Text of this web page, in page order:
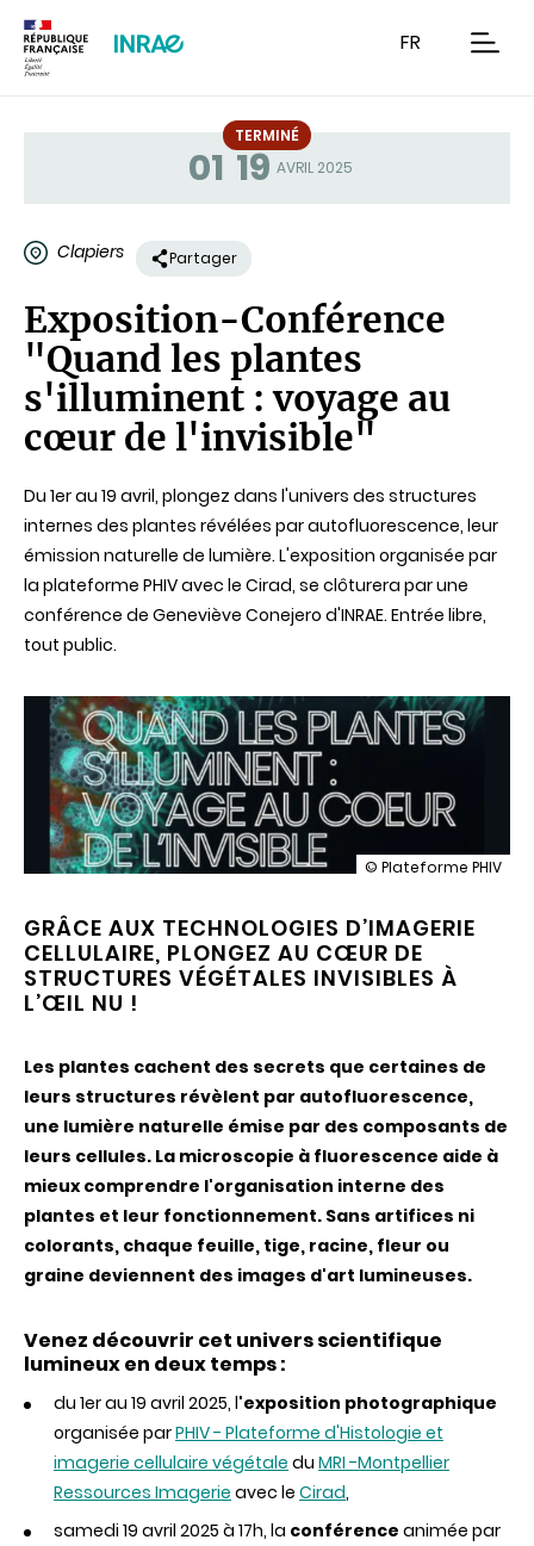
FR
01 19 AVRIL 2025
Statut
TERMINÉ
Clapiers Partager
Exposition-Conférence
"Quand les plantes
s'illuminent : voyage au
cœur de l'invisible"
Du 1er au 19 avril, plongez dans l'univers des structures
internes des plantes révélées par autofluorescence, leur
émission naturelle de lumière. L'exposition organisée par
la plateforme PHIV avec le Cirad, se clôturera par une
conférence de Geneviève Conejero d'INRAE. Entrée libre,
tout public.
illustration
"Quand
les
plantes
s'illuminent
cœur
de
© Plateforme PHIV
GRÂCE AUX TECHNOLOGIES D’IMAGERIE
CELLULAIRE, PLONGEZ AU CŒUR DE
STRUCTURES VÉGÉTALES INVISIBLES À
L’ŒIL NU !
Les plantes cachent des secrets que certaines de
leurs structures révèlent par autofluorescence,
une lumière naturelle émise par des composants de
leurs cellules. La microscopie à fluorescence aide à
mieux comprendre l'organisation interne des
plantes et leur fonctionnement. Sans artifices ni
colorants, chaque feuille, tige, racine, fleur ou
graine deviennent des images d'art lumineuses.
Venez découvrir cet univers scientifique
lumineux en deux temps :
du 1er au 19 avril 2025, l'exposition photographique
organisée parPHIV - Plateforme d'Histologie et
imagerie cellulaire végétale du MRI -Montpellier
Ressources Imagerie avec le Cirad,
samedi 19 avril 2025 à 17h, la conférence animée par